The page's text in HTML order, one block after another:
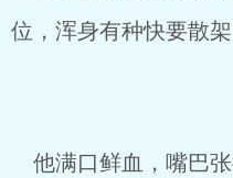
位，浑身有种快要散架
他满口鲜血，嘴巴张